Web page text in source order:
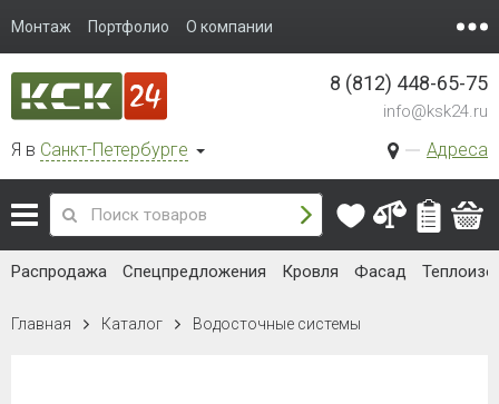
Монтаж Портфолио О компании
Я в Санкт-Петербурге Адреса
8 (812) 448-65-75
info@ksk24.ru
Распродажа Спецпредложения Кровля Фасад
Главная Каталог Водосточные системы